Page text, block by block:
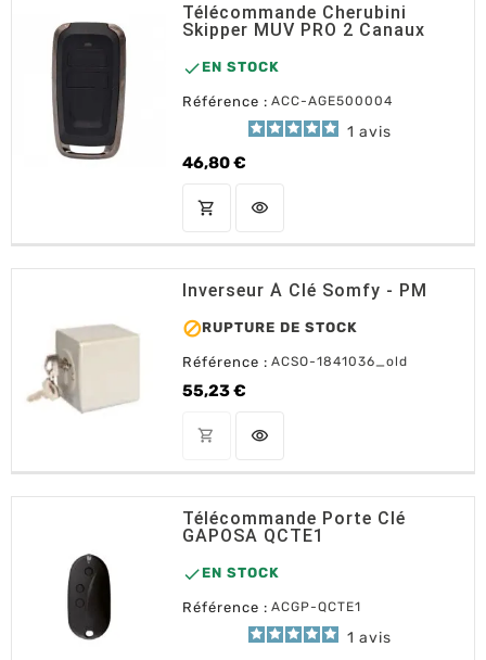
Télécommande Cherubini
Skipper MUV PRO 2 Canaux
 EN STOCK
Référence : ACC-AGE500004
1 avis
46,80 €
Prix
shopping_cart AJOUTER AU PANIER
visibility
Inverseur À Clé Somfy - PM
RUPTURE DE STOCK
Référence : ACSO-1841036_old
55,23 €
Prix
shopping_cart OUT OF STOCK
visibility
Télécommande Porte Clé
GAPOSA QCTE1
 EN STOCK
Référence : ACGP-QCTE1
1 avis